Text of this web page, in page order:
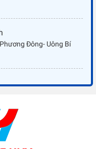
Đông- Uông Bí